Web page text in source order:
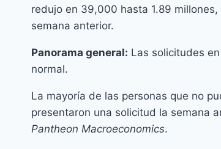
redujo en 39,000 hasta 1.89
semana anterior.
Panorama general: Las solicitudes
normal.
La mayoría de las personas que no
presentaron una solicitud la semana
Pantheon Macroeconomics.